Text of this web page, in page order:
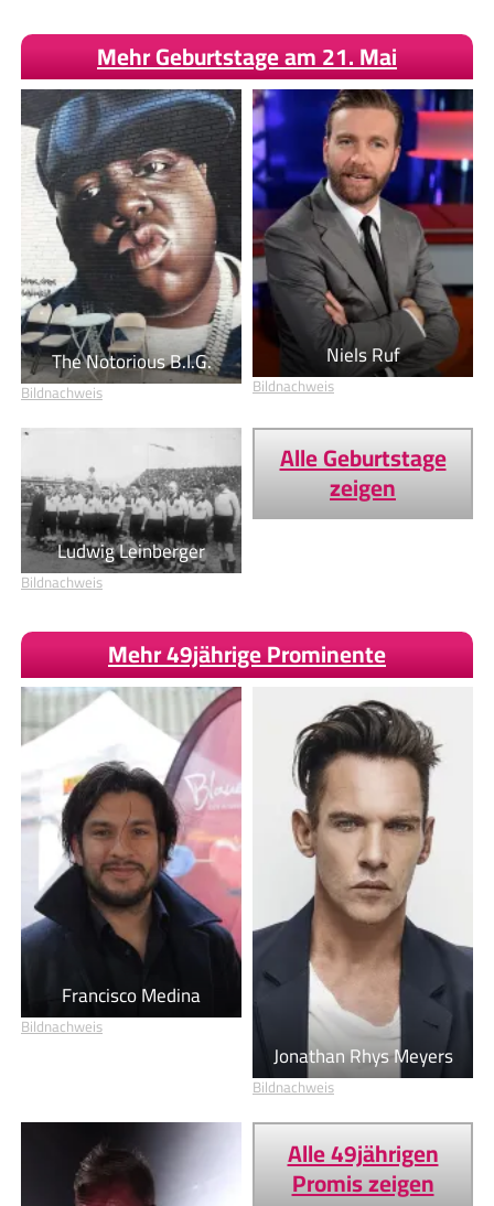
Mehr Geburtstage am 21. Mai
The Notorious B.I.G.
Bildnachweis
Niels Ruf
Bildnachweis
Ludwig Leinberger
Bildnachweis
Alle Geburtstage
zeigen
Mehr 49jährige Prominente
Francisco Medina
Bildnachweis
Jonathan Rhys Meyers
Bildnachweis
Alle 49jährigen
Promis zeigen